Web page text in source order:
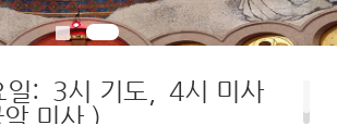
일: 3시 기도, 4시 미사
미사 )